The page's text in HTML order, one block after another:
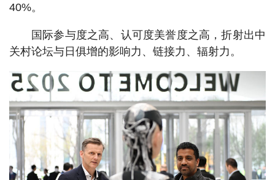
40%。
国际参与度之高、认可度美誉度之高，折射出中
关村论坛与日俱增的影响力、链接力、辐射力。